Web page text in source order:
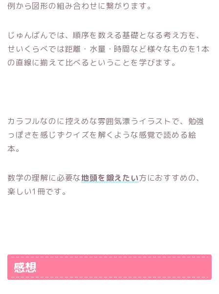
例から図形の組み合わせに繋がります。
じゅんばんでは、順序を数える基礎となる考え方を、
せいくらべでは距離・水量・時間など様々なものを1本
の直線に揃えて比べるということを学びます。
カラフルなのに控えめな雰囲気漂うイラストで、勉強
っぽさを感じずクイズを解くような感覚で読める絵
本。
数学の理解に必要な地頭を鍛えたい方におすすめの、
楽しい1冊です。
感想